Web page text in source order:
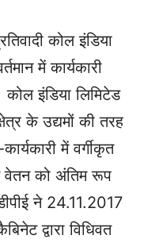
कोल इंडिया
में कार्यकारी
कोल इंडिया लिमिटेड
के उद्यमों की तरह
में वर्गीकृत
वेतन को अंतिम रूप
ने 24.11.2017
द्वारा विधिवत